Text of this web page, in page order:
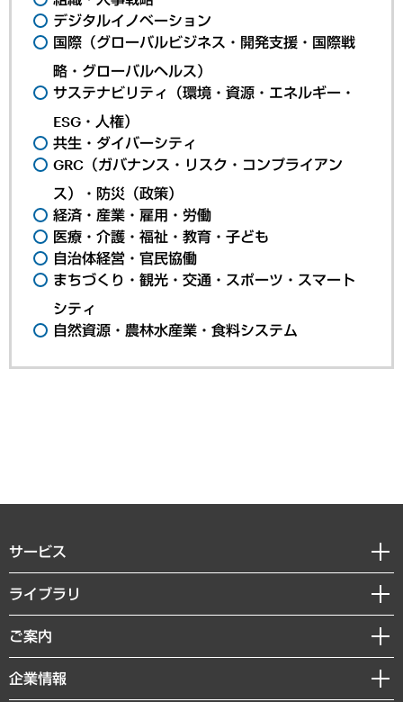
デジタルイノベーション
国際（グローバルビジネス・開発支援・国際戦
略・グローバルヘルス）
サステナビリティ（環境・資源・エネルギー・
ESG・人権）
共生・ダイバーシティ
GRC（ガバナンス・リスク・コンプライアン
ス）・防災（政策）
経済・産業・雇用・労働
医療・介護・福祉・教育・子ども
自治体経営・官民協働
まちづくり・観光・交通・スポーツ・スマート
シティ
自然資源・農林水産業・食料システム
サービス
経営戦略
組織・人事戦略
デジタルイノベーション
ライブラリ
経済調査
レポート
コラム
ご案内
セミナー・イベント情報
MUFGビジネスセミナー
企業情報